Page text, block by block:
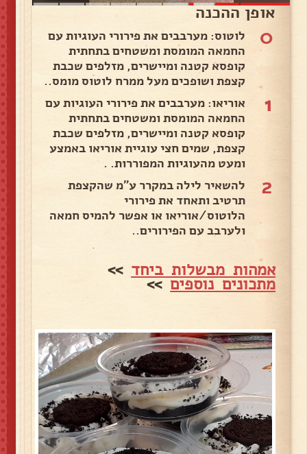
אופן ההכנה
0
לוטוס: מערבבים את פירורי העוגיות עם
החמאה המומסת ומשטחים בתחתית
קופסא קטנה ומיישרים, מזלפים שכבת
קצפת ושופכים מעל ממרח לוטוס מומס..
1
אוריאו: מערבבים את פירורי העוגיות עם
החמאה המומסת ומשטחים בתחתית
קופסא קטנה ומיישרים, מזלפים שכבת
קצפת, שמים חצי עוגיית אוריאו באמצע
ומעט מהעוגיות המפוררות. .
2
להשאיר לילה במקרר ע"מ שהקצפת
תרטיב ותאחד את פירורי
הלוטוס/אוריאו או אפשר להמיס חמאה
ולערבב עם הפירורים..
אמהות מבשלות ביחד >>
מתכונים נוספים>>